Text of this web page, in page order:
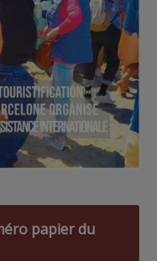
papier du